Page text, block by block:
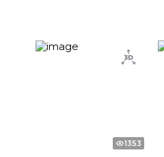
1353